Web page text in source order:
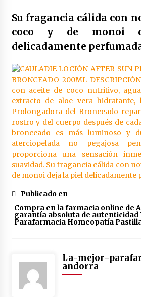
Yotuel all in one
4 años atrás
Su fragancia cálida con
coco y de monoi
delicadamente
Publicado en
Compra en la farmacia online de
garantía absoluta de autenticidad
Parafarmacia Homeopatía
La-mejor-
andorra